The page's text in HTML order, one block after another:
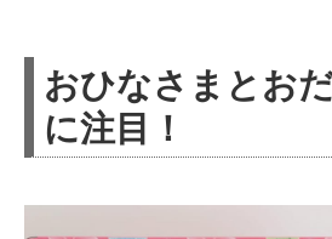
おひなさまとお
に注目！